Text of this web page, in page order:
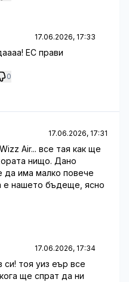
17.06.2026, 17:33
ЕС прави
0
17.06.2026, 17:31
Air... все тая как ще
нищо. Дано
да има малко повече
е нашето бъдеще, ясно
17.06.2026, 17:34
си! тоя уиз еър все
ще спрат да ни